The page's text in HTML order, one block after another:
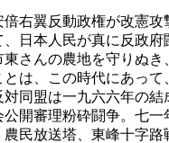
右翼反動政権が改憲攻
、日本人民が真に反政
さんの農地を守りぬき
とは、この時代にあっ
同盟は一九六六年の結
公開審理粉砕闘争。七
農民放送塔、東峰十字